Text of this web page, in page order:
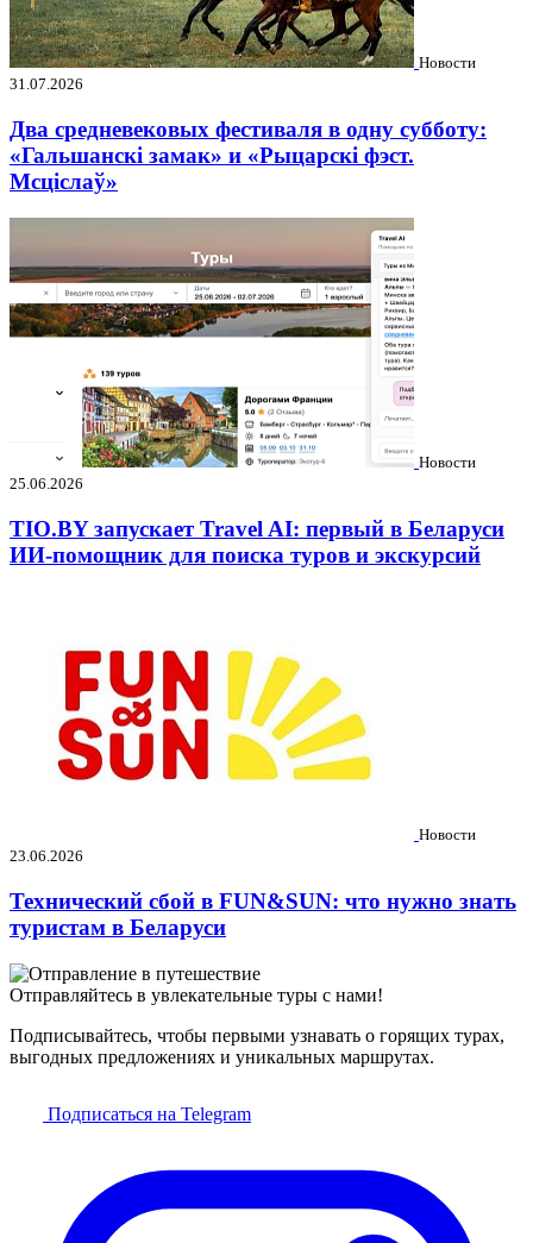
Новости
31.07.2026
Два средневековых фестиваля в одну субботу:
«Гальшанскі замак» и «Рыцарскі фэст.
Мсціслаў»
Новости
25.06.2026
TIO.BY запускает Travel AI: первый в Беларуси
ИИ-помощник для поиска туров и экскурсий
Новости
23.06.2026
Технический сбой в FUN&SUN: что нужно знать
туристам в Беларуси
Отправляйтесь в увлекательные туры с нами!
Подписывайтесь, чтобы первыми узнавать о горящих турах,
выгодных предложениях и уникальных маршрутах.
Подписаться на Telegram